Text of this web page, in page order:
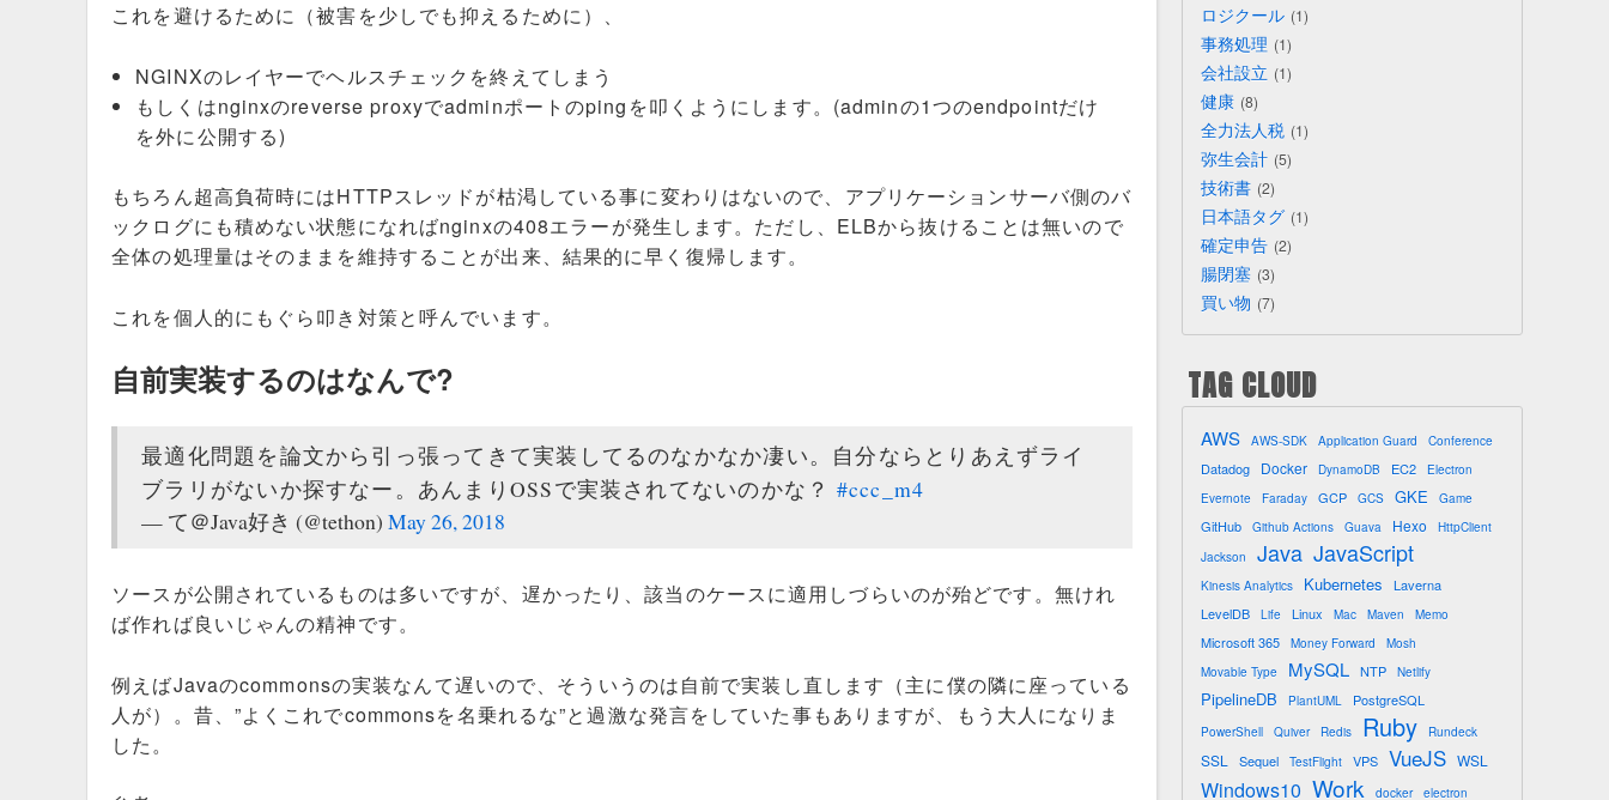
これを避けるために（被害を少しでも抑えるために）、
NGINXのレイヤーでヘルスチェックを終えてしまう
もしくはnginxのreverse proxyでadminポートのpingを叩くようにします。(adminの1つのendpointだけ
を外に公開する)
もちろん超高負荷時にはHTTPスレッドが枯渇している事に変わりはないので、アプリケーションサーバ側のバ
ックログにも積めない状態になればnginxの408エラーが発生します。ただし、ELBから抜けることは無いので
全体の処理量はそのままを維持することが出来、結果的に早く復帰します。
これを個人的にもぐら叩き対策と呼んでいます。
自前実装するのはなんで?
最適化問題を論文から引っ張ってきて実装してるのなかなか凄い。自分ならとりあえずライ
ブラリがないか探すなー。あんまりOSSで実装されてないのかな？ #ccc_m4
— て＠Java好き (@tethon)May 26, 2018
ソースが公開されているものは多いですが、遅かったり、該当のケースに適用しづらいのが殆どです。無けれ
ば作れば良いじゃんの精神です。
例えばJavaのcommonsの実装なんて遅いので、そういうのは自前で実装し直します（主に僕の隣に座っている
人が）。昔、”よくこれでcommonsを名乗れるな”と過激な発言をしていた事もありますが、もう大人になりま
した。
ロジクール 1
事務処理 1
会社設立 1
健康 8
全力法人税 1
弥生会計 5
技術書 2
日本語タグ 1
確定申告 2
腸閉塞 3
買い物 7
TAG CLOUD
AWS AWS-SDK Application Guard Conference
Datadog Docker DynamoDB EC2
Electron
Evernote
Faraday GCP GCS GKE Game
GitHub Github Actions Guava Hexo
HttpClient
Jackson
Java JavaScript
Kinesis Analytics Kubernetes
Laverna
LevelDB
Life Linux Mac Maven Memo
Microsoft 365 Money Forward
Mosh
Movable Type
MySQL NTP Netlify
PipelineDB PlantUML PostgreSQL
PowerShell Quiver Redis Ruby Rundeck
SSL Sequel TestFlight VPS VueJS WSL
Windows10 Work docker electron